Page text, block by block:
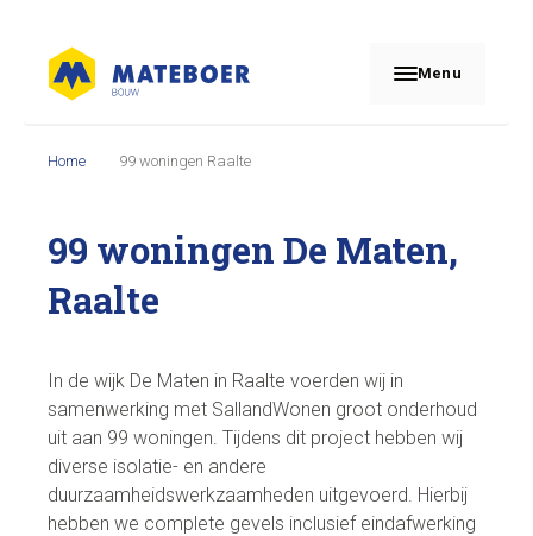
Menu
Home 99 woningen Raalte
99 woningen De Maten,
Raalte
In de wijk De Maten in Raalte voerden wij in
samenwerking met SallandWonen groot onderhoud
uit aan 99 woningen. Tijdens dit project hebben wij
diverse isolatie- en andere
duurzaamheidswerkzaamheden uitgevoerd. Hierbij
hebben we complete gevels inclusief eindafwerking